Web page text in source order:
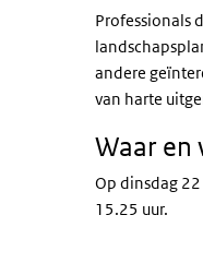
Professionals
andere
van harte
Waar en
Op dinsdag
15.25 uur.